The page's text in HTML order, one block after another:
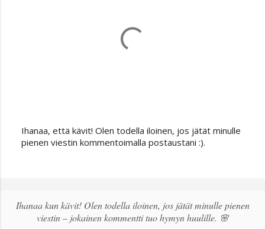
L
ä
k
Ihanaa, että kävit! Olen todella iloinen, jos jätät minulle
pienen viestin kommentoimalla postaustani :).
Ihanaa kun kävit! Olen todella iloinen, jos jätät minulle pienen
viestin – jokainen kommentti tuo hymyn huulille. 🌸